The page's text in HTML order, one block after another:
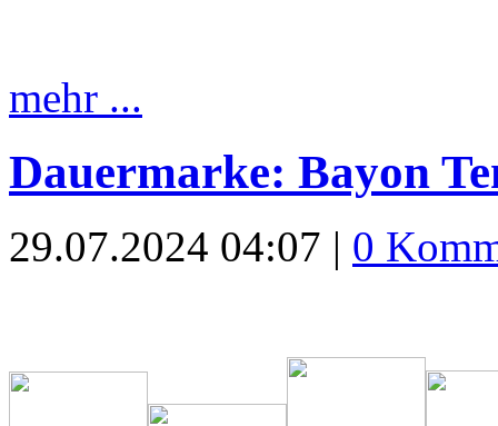
mehr ...
Dauermarke: Bayon
29.07.2024 04:07 | 0